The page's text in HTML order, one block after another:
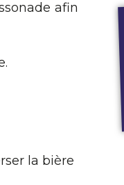
afin
la bière